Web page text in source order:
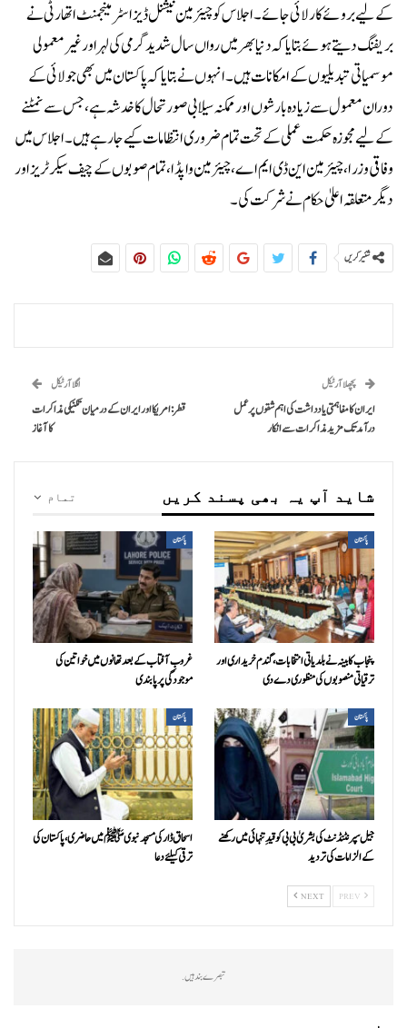
کے لیے بروئے کار لائی جائے۔اجلاس کو چیئرمین نیشنل ڈیزاسٹر مینجمنٹ اتھارٹی نے
بریفنگ دیتے ہوئے بتایا کہ دنیا بھر میں رواں سال شدید گرمی کی لہر اور غیر معمولی
موسمیاتی تبدیلیوں کے امکانات ہیں۔انہوں نے بتایا کہ پاکستان میں بھی جولائی کے
دوران معمول سے زیادہ بارشوں اور ممکنہ سیلابی صورتحال کا خدشہ ہے، جس سے نمٹنے
کے لیے مجوزہ حکمت عملی کے تحت تمام ضروری انتظامات کیے جا رہے ہیں۔اجلاس میں
وفاقی وزرا، چیئرمین این ڈی ایم اے، چیئرمین واپڈا، تمام صوبوں کے چیف سیکرٹریز اور
دیگر متعلقہ اعلیٰ حکام نے شرکت کی۔
شئیر کریں
پچھلا آرٹیکل
ایران کا مفاہمتی یادداشت کی اہم شقوں پر عمل
درآمد تک مزید مذاکرات سے انکار
اگلا آرٹیکل
قطر: امریکا اور ایران کے درمیان تکنیکی مذاکرات
کا آغاز
تمام شاید آپ یہ بھی پسند کریں
پاکستان
پنجاب کابینہ نے بلدیاتی انتخابات، گندم خریداری اور
ترقیاتی منصوبوں کی منظوری دے دی
پاکستان
غروبِ آفتاب کے بعد تھانوں میں خواتین کی
موجودگی پر پابندی
پاکستان
جیل سپرنٹنڈنٹ کی بشریٰ بی بی کو قیدِ تنہائی میں رکھنے
کے الزامات کی تردید
پاکستان
اسحاق ڈار کی مسجد نبوی ﷺ میں حاضری، پاکستان کی
ترقی کیلئے دعا
NEXT
تبصرے بند ہیں.